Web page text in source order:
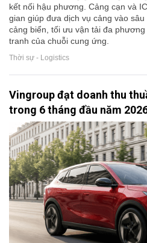
kết nối hậu phương. Cảng cạn và
gian giúp đưa dịch vụ cảng vào
cảng biển, tối ưu vận tải đa
tranh của chuỗi cung ứng.
Thời sự - Logistics
Vingroup đạt doanh thu
trong 6 tháng đầu năm